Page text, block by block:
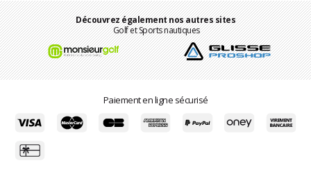
Découvrez également nos autres sites
Golf et Sports nautiques
Paiement en ligne sécurisé